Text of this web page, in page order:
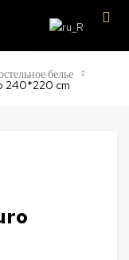
белье
240*220 cm